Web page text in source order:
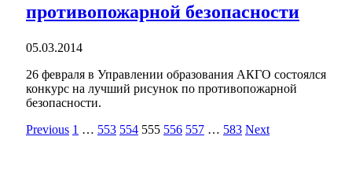
противопожарной безопасности
05.03.2014
26 февраля в Управлении образования АКГО состоялся
конкурс на лучший рисунок по противопожарной
безопасности.
Previous 1 … 553 554 555 556 557 … 583 Next